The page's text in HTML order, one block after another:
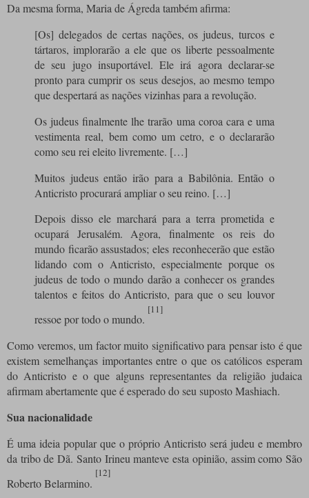
Da mesma forma, Maria de Ágreda também afirma:
[Os] delegados de certas nações, os judeus, turcos e
tártaros, implorarão a ele que os liberte pessoalmente
de seu jugo insuportável. Ele irá agora declarar-se
pronto para cumprir os seus desejos, ao mesmo tempo
que despertará as nações vizinhas para a revolução.
Os judeus finalmente lhe trarão uma coroa cara e uma
vestimenta real, bem como um cetro, e o declararão
como seu rei eleito livremente. […]
Muitos judeus então irão para a Babilônia. Então o
Anticristo procurará ampliar o seu reino. […]
Depois disso ele marchará para a terra prometida e
ocupará Jerusalém. Agora, finalmente os reis do
mundo ficarão assustados; eles reconhecerão que estão
lidando com o Anticristo, especialmente porque os
judeus de todo o mundo darão a conhecer os grandes
talentos e feitos do Anticristo, para que o seu louvor
ressoe por todo o mundo.
[11]
Como veremos, um factor muito significativo para pensar isto é que
existem semelhanças importantes entre o que os católicos esperam
do Anticristo e o que alguns representantes da religião judaica
afirmam abertamente que é esperado do seu suposto Mashiach.
Sua nacionalidade
É uma ideia popular que o próprio Anticristo será judeu e membro
da tribo de Dã. Santo Irineu manteve esta opinião, assim como São
Roberto Belarmino.
[12]